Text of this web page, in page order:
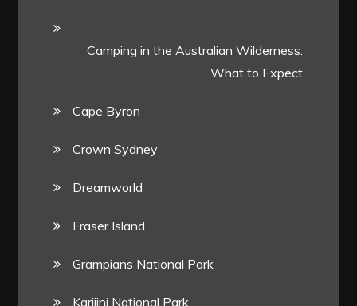
Camping in the Australian Wilderness:
What to Expect
Cape Byron
Crown Sydney
Dreamworld
Fraser Island
Grampians National Park
Karijini National Park